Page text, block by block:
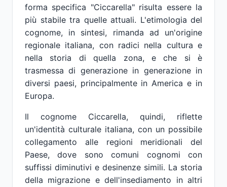
forma specifica "Ciccarella" risulta essere la
più stabile tra quelle attuali. L'etimologia del
cognome, in sintesi, rimanda ad un'origine
regionale italiana, con radici nella cultura e
nella storia di quella zona, e che si è
trasmessa di generazione in generazione in
diversi paesi, principalmente in America e in
Europa.
Il cognome Ciccarella, quindi, riflette
un'identità culturale italiana, con un possibile
collegamento alle regioni meridionali del
Paese, dove sono comuni cognomi con
suffissi diminutivi e desinenze simili. La storia
della migrazione e dell'insediamento in altri